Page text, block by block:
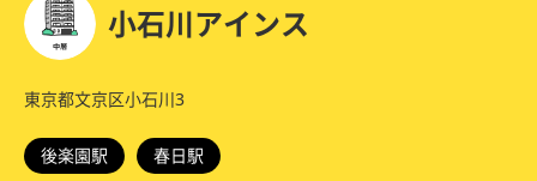
小石川アインス
東京都文京区小石川3
後楽園駅 春日駅